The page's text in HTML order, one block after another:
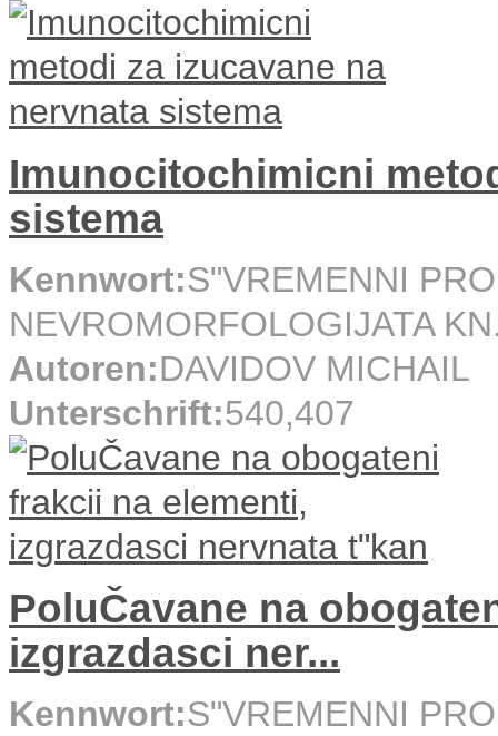
Imunocitochimicni
sistema
Kennwort:S"VREMENNI
NEVROMORFOLOGIJATA
Autoren:DAVIDOV MICHAIL
Unterschrift:540,407
PoluČavane na
izgrazdasci ner...
Kennwort:S"VREMENNI